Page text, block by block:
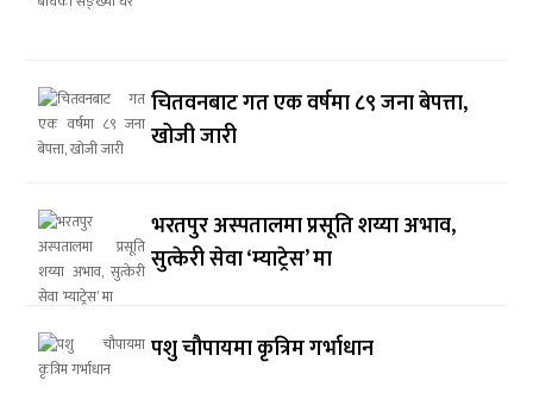
चितवनबाट गत एक वर्षमा ८९ जना बेपत्ता,
खोजी जारी
भरतपुर अस्पतालमा प्रसूति शय्या अभाव,
सुत्केरी सेवा ‘म्याट्रेस’ मा
पशु चौपायमा कृत्रिम गर्भाधान